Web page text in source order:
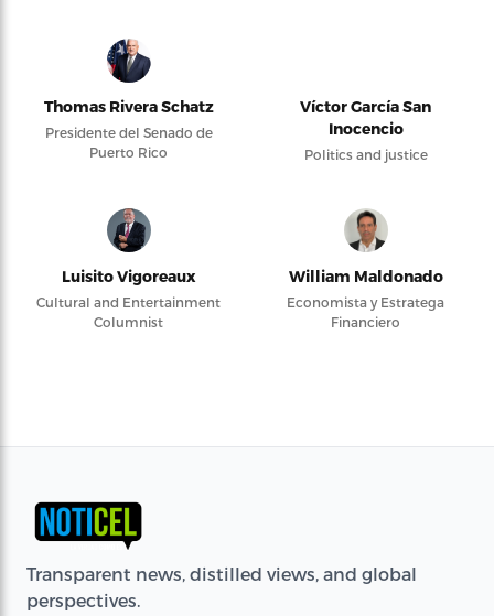
Thomas Rivera Schatz
Presidente del Senado de
Puerto Rico
Víctor García San
Inocencio
Politics and justice
Luisito Vigoreaux
Cultural and Entertainment
Columnist
William Maldonado
Economista y Estratega
Financiero
Transparent news, distilled views, and global
perspectives.